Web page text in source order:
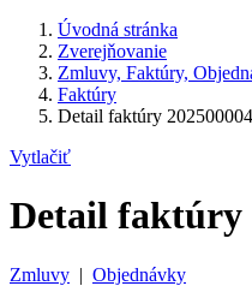
Úvodná stránka
Zverejňovanie
Zmluvy, Faktúry,
Faktúry
Detail faktúry
Vytlačiť
Detail faktúry
Zmluvy | Objednávky